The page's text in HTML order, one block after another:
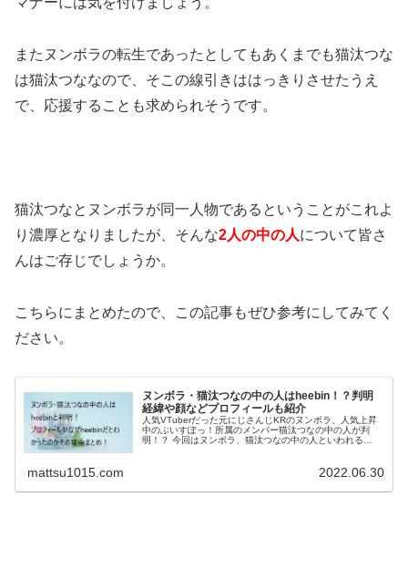
またヌンボラの転生であったとしてもあくまでも猫汰つな
は猫汰つななので、そこの線引きははっきりさせたうえ
で、応援することも求められそうです。
猫汰つなとヌンボラが同一人物であるということがこれよ
り濃厚となりましたが、そんな2人の中の人について皆さ
んはご存じでしょうか。
こちらにまとめたので、この記事もぜひ参考にしてみてく
ださい。
ヌンボラ・猫汰つなの中の人はheebin！？判明
経緯や顔などプロフィールも紹介
人気VTuberだった元にじさんじKRのヌンボラ、人気上昇
中のぶいすぽっ！所属のメンバー猫汰つなの中の人が判
明！？ 今回はヌンボラ、猫汰つなの中の人といわれる
mattsu1015.com 2022.06.30